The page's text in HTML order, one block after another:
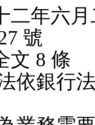
二年六
號
文 8 條
依銀行